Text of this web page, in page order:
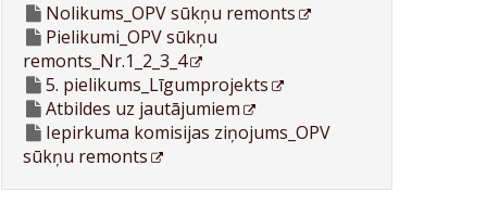
Nolikums_OPV sūkņu remonts
Pielikumi_OPV sūkņu
remonts_Nr.1_2_3_4
5. pielikums_Līgumprojekts
Atbildes uz jautājumiem
Iepirkuma komisijas ziņojums_OPV
sūkņu remonts